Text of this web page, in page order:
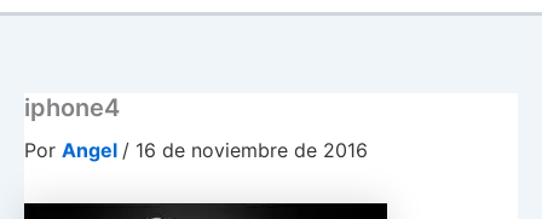
iphone4
Por Angel / 16 de noviembre de 2016